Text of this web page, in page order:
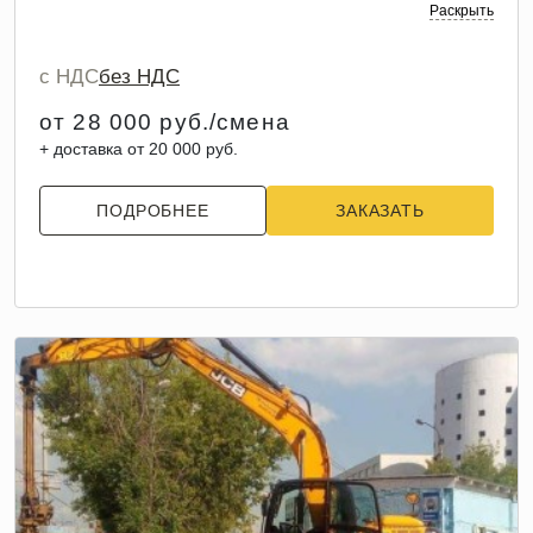
Раскрыть
с НДСбез НДС
от 28 000 руб./смена
+ доставка от 20 000 руб.
ПОДРОБНЕЕ ЗАКАЗАТЬ